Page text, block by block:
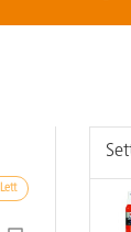
Lett